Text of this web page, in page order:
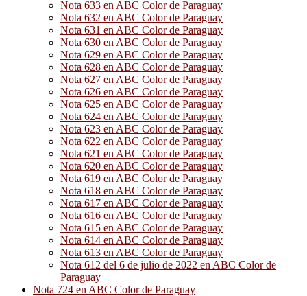
Nota 633 en ABC Color de Paraguay
Nota 632 en ABC Color de Paraguay
Nota 631 en ABC Color de Paraguay
Nota 630 en ABC Color de Paraguay
Nota 629 en ABC Color de Paraguay
Nota 628 en ABC Color de Paraguay
Nota 627 en ABC Color de Paraguay
Nota 626 en ABC Color de Paraguay
Nota 625 en ABC Color de Paraguay
Nota 624 en ABC Color de Paraguay
Nota 623 en ABC Color de Paraguay
Nota 622 en ABC Color de Paraguay
Nota 621 en ABC Color de Paraguay
Nota 620 en ABC Color de Paraguay
Nota 619 en ABC Color de Paraguay
Nota 618 en ABC Color de Paraguay
Nota 617 en ABC Color de Paraguay
Nota 616 en ABC Color de Paraguay
Nota 615 en ABC Color de Paraguay
Nota 614 en ABC Color de Paraguay
Nota 613 en ABC Color de Paraguay
Nota 612 del 6 de julio de 2022 en ABC Color de
Paraguay
Nota 724 en ABC Color de Paraguay